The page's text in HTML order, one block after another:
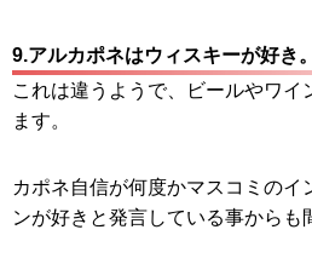
9.アルカポネはウィスキーが好き。
これは違うようで、ビールやワイ
ます。
カポネ自信が何度かマスコミのイ
ンが好きと発言している事からも